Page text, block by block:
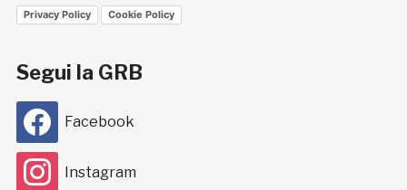
Privacy Policy Cookie Policy
Segui la GRB
Facebook
Instagram